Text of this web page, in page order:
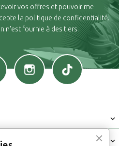
vos offres et pouvoir me
la politique de confidentialité.
n'est fournie à des tiers.
YouTube Instagram TikTok

